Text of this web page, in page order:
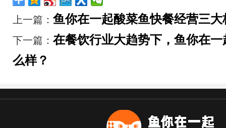
上一篇： 鱼你在一起酸菜鱼快餐经营三大
下一篇： 在餐饮行业大趋势下，鱼你在
么样？